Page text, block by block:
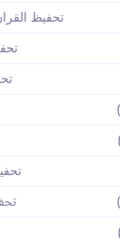
تحفيظ